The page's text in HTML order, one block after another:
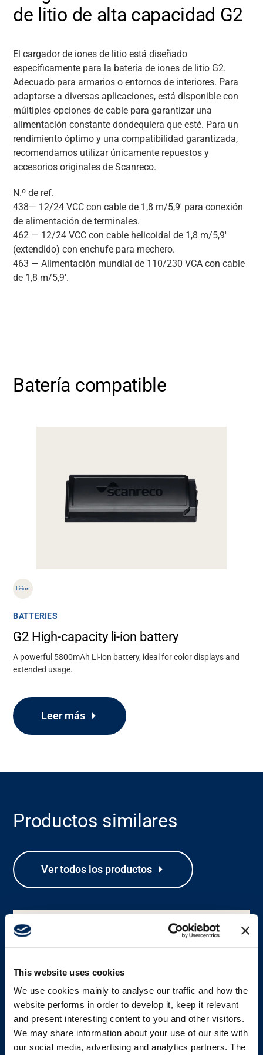
This website uses cookies
We use cookies mainly to analyse our traffic and how the
website performs in order to develop it, keep it relevant
and present interesting content to you and other visitors.
We may share information about your use of our site with
our social media, advertising and analytics partners. The
Soporte
Acerca de nosotros
Carrera
Media
de litio de alta capacidad G2
El cargador de iones de litio está diseñado
específicamente para la batería de iones de litio G2.
Adecuado para armarios o entornos de interiores. Para
adaptarse a diversas aplicaciones, está disponible con
múltiples opciones de cable para garantizar una
alimentación constante dondequiera que esté. Para un
rendimiento óptimo y una compatibilidad garantizada,
recomendamos utilizar únicamente repuestos y
accesorios originales de Scanreco.
N.º de ref.
438— 12/24 VCC con cable de 1,8 m/5,9' para conexión
de alimentación de terminales.
462 — 12/24 VCC con cable helicoidal de 1,8 m/5,9'
(extendido) con enchufe para mechero.
463 —Alimentación mundial de 110/230 VCA con cable
de 1,8 m/5,9'.
Batería compatible
Li-ion
BATTERIES
G2 High-capacity li-ion battery
A powerful 5800mAh Li-ion battery, ideal for color displays and
extended usage.
Leer más
Productos similares
Ver todos los productos